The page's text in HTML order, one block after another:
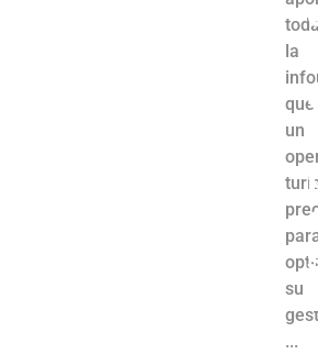
la
que
un
su
...
t